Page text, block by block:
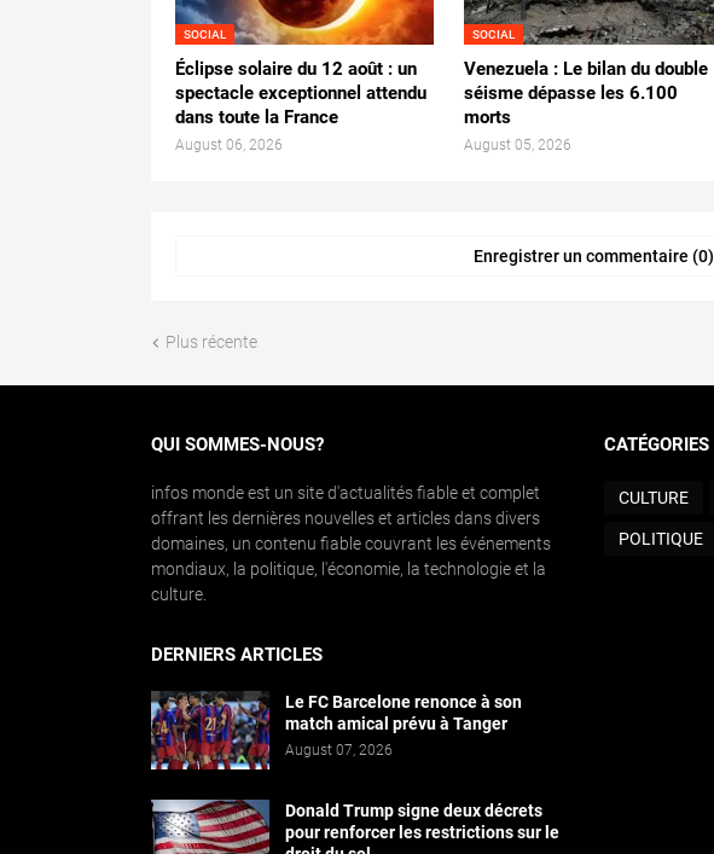
SOCIAL
Éclipse solaire du 12 août : un
spectacle exceptionnel attendu
dans toute la France
August 06, 2026
SOCIAL
Venezuela : Le bilan du double
séisme dépasse les 6.100
morts
August 05, 2026
Enregistrer un commentaire (0)
Plus récente
QUI SOMMES-NOUS?
infos monde est un site d'actualités fiable et complet
offrant les dernières nouvelles et articles dans divers
domaines, un contenu fiable couvrant les événements
mondiaux, la politique, l'économie, la technologie et la
culture.
DERNIERS ARTICLES
Le FC Barcelone renonce à son
match amical prévu à Tanger
August 07, 2026
Donald Trump signe deux décrets
pour renforcer les restrictions sur le
CATÉGORIES
CULTURE
POLITIQUE